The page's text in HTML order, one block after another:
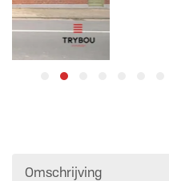
Omschrijving